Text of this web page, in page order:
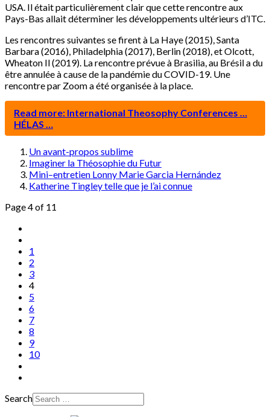
USA. Il était particulièrement clair que cette rencontre aux
Pays-Bas allait déterminer les développements ultérieurs d’ITC.
Les rencontres suivantes se firent à La Haye (2015), Santa
Barbara (2016), Philadelphia (2017), Berlin (2018), et Olcott,
Wheaton Il (2019). La rencontre prévue à Brasilia, au Brésil a du
être annulée à cause de la pandémie du COVID-19. Une
rencontre par Zoom a été organisée à la place.
Read more: International Theosophy Conferences …
HÉLAS …
Un avant-propos sublime
Imaginer la Théosophie du Futur
Mini–entretien Lonny Marie Garcia Hernández
Katherine Tingley telle que je l’ai connue
Page 4 of 11
1
2
3
4
5
6
7
8
9
10
Search